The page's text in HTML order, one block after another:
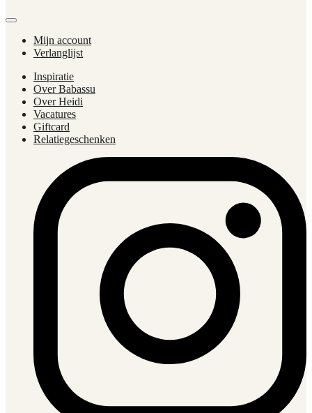
Mijn account
Verlanglijst
Inspiratie
Over Babassu
Over Heidi
Vacatures
Giftcard
Relatiegeschenken